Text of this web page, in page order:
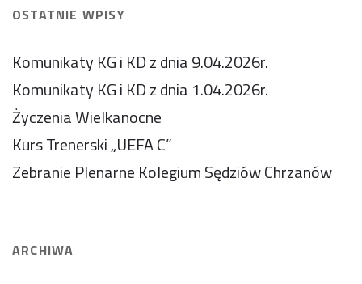
OSTATNIE WPISY
Komunikaty KG i KD z dnia 9.04.2026r.
Komunikaty KG i KD z dnia 1.04.2026r.
Życzenia Wielkanocne
Kurs Trenerski „UEFA C”
Zebranie Plenarne Kolegium Sędziów Chrzanów
ARCHIWA